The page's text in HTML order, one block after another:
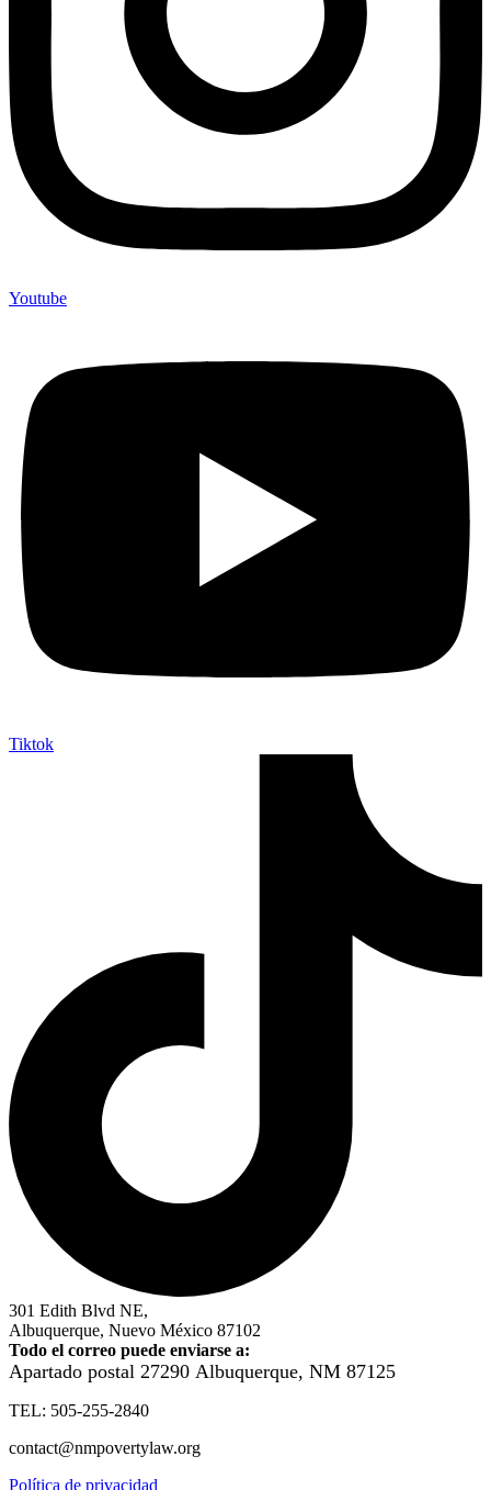
Youtube
Tiktok
301 Edith Blvd NE,
Albuquerque, Nuevo México 87102
Todo el correo puede enviarse a:
Apartado postal 27290 Albuquerque, NM 87125
TEL: 505-255-2840
contact@nmpovertylaw.org
Política de privacidad